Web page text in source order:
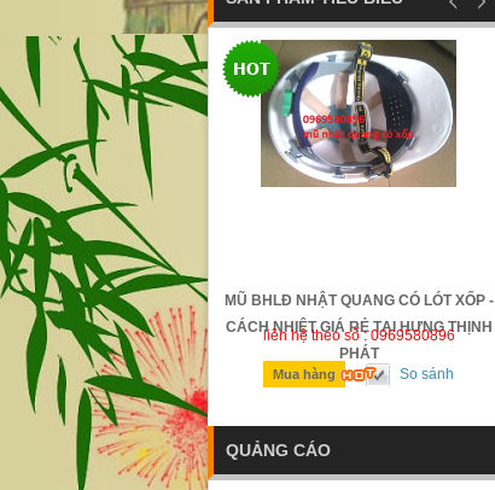
TRƯỢT SAFETTYMAN -
- GIÁ RẺ TẠI HƯNG THỊNH
PHÁT
theo số : 0969580896
hàng So sánh
MŨ BHLĐ NHẬT QUANG CÓ LÓT XỐP -
CÁCH NHIỆT GIÁ RẺ TẠI HƯNG THỊNH
PHÁT
liên hệ theo số : 0969580896
Mua hàng So sánh
QUẢNG CÁO